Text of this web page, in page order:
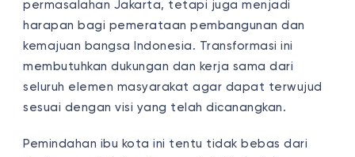
permasalahan Jakarta, tetapi juga menjadi
harapan bagi pemerataan pembangunan dan
kemajuan bangsa Indonesia. Transformasi ini
membutuhkan dukungan dan kerja sama dari
seluruh elemen masyarakat agar dapat terwujud
sesuai dengan visi yang telah dicanangkan.
Pemindahan ibu kota ini tentu tidak bebas dari